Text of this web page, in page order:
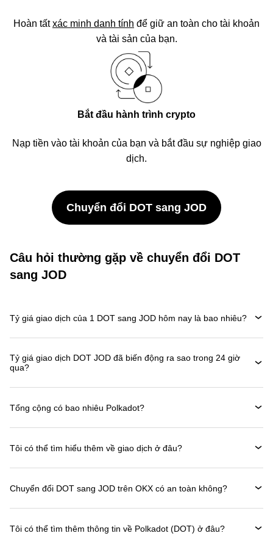
Hoàn tấtxác minh danh tính để giữ an toàn cho tài khoản
và tài sản của bạn.
Bắt đầu hành trình crypto
Nạp tiền vào tài khoản của bạn và bắt đầu sự nghiệp giao
dịch.
Chuyển đổi DOT sang JOD
Câu hỏi thường gặp về chuyển đổi DOT
sang JOD
Tỷ giá giao dịch của 1 DOT sang JOD hôm nay là bao nhiêu?
Tỷ giá giao dịch DOT JOD đã biến động ra sao trong 24 giờ
qua?
Tổng cộng có bao nhiêu Polkadot?
Tôi có thể tìm hiểu thêm về giao dịch ở đâu?
Chuyển đổi DOT sang JOD trên OKX có an toàn không?
Tôi có thể tìm thêm thông tin về Polkadot (DOT) ở đâu?